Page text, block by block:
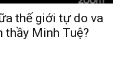
thế giới tự do va
thầy Minh Tuệ?